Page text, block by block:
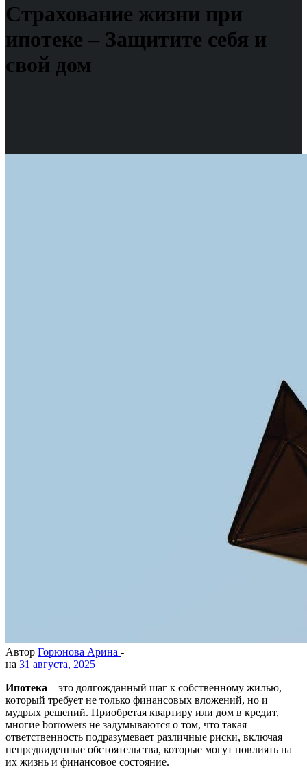
Страхование жизни при
ипотеке – Защитите себя и
свой дом
Автор Горюнова Арина -
на 31 августа, 2025
Ипотека – это долгожданный шаг к собственному жилью,
который требует не только финансовых вложений, но и
мудрых решений. Приобретая квартиру или дом в кредит,
многие borrowers не задумываются о том, что такая
ответственность подразумевает различные риски, включая
непредвиденные обстоятельства, которые могут повлиять на
их жизнь и финансовое состояние.